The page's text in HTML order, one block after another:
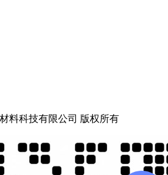
料科技有限公司 版权所有